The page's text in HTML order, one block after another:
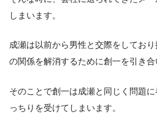
しまいます。
成瀬は以前から男性と交際をしてお
の関係を解消するために創一を引き合
そのことで創一は成瀬と同じく問題
っちりを受けてしまいます。